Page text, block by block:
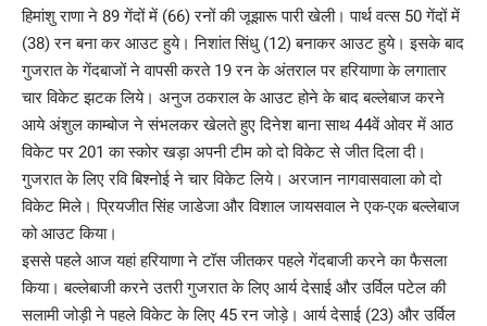
हिमांशु राणा ने 89 गेंदों में (66) रनों की जूझारू पारी खेली। पार्थ वत्स 50 गेंदों में
(38) रन बना कर आउट हुये। निशांत सिंधु (12) बनाकर आउट हुये। इसके बाद
गुजरात के गेंदबाजों ने वापसी करते 19 रन के अंतराल पर हरियाणा के लगातार
चार विकेट झटक लिये। अनुज ठकराल के आउट होने के बाद बल्लेबाज करने
आये अंशुल काम्‍बोज ने संभलकर खेलते हुए दिनेश बाना साथ 44वें ओवर में आठ
विकेट पर 201 का स्कोर खड़ा अपनी टीम को दो विकेट से जीत दिला दी।
गुजरात के लिए रवि बिश्नोई ने चार विकेट लिये। अरजान नागवासवाला को दो
विकेट मिले। प्रियजीत सिंह जाडेजा और विशाल जायसवाल ने एक-एक बल्लेबाज
को आउट किया।
इससे पहले आज यहां हरियाणा ने टॉस जीतकर पहले गेंदबाजी करने का फैसला
किया। बल्लेबाजी करने उतरी गुजरात के लिए आर्य देसाई और उर्विल पटेल की
सलामी जोड़ी ने पहले विकेट के लिए 45 रन जोड़े। आर्य देसाई (23) और उर्विल